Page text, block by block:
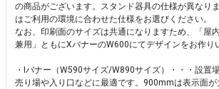
の商品がございます。スタンド器具の仕様が異なり
はご利用の環境に合わせた仕様をお選びください。
なお、印刷面のサイズは共通になりますため、「屋
兼用」ともにXバナーのW600にてデザインをお作り
・Iバナー（W590サイズ/W890サイズ）・・・設置
売り場や入り口などに最適です。900mmは表示面が